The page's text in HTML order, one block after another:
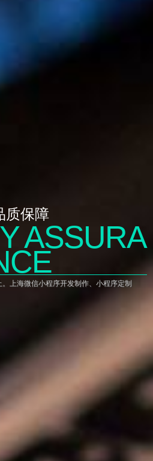
质保障
ASSURA
上海微信小程序开发制作、小程序定制